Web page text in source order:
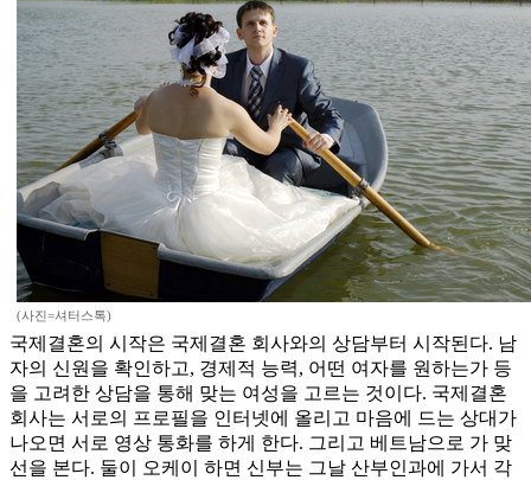
(사진=셔터스톡)
국제결혼의 시작은 국제결혼 회사와의 상담부터 시작된다. 남
자의 신원을 확인하고, 경제적 능력, 어떤 여자를 원하는가 등
을 고려한 상담을 통해 맞는 여성을 고르는 것이다. 국제결혼
회사는 서로의 프로필을 인터넷에 올리고 마음에 드는 상대가
나오면 서로 영상 통화를 하게 한다. 그리고 베트남으로 가 맞
선을 본다. 둘이 오케이 하면 신부는 그날 산부인과에 가서 각